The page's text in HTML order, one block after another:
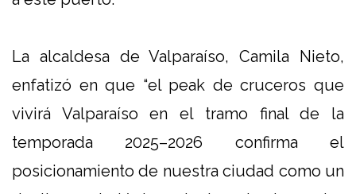
La alcaldesa de Valparaíso, Camila Nieto,
enfatizó en que “el peak de cruceros que
vivirá Valparaíso en el tramo final de la
temporada 2025–2026 confirma el
posicionamiento de nuestra ciudad como un